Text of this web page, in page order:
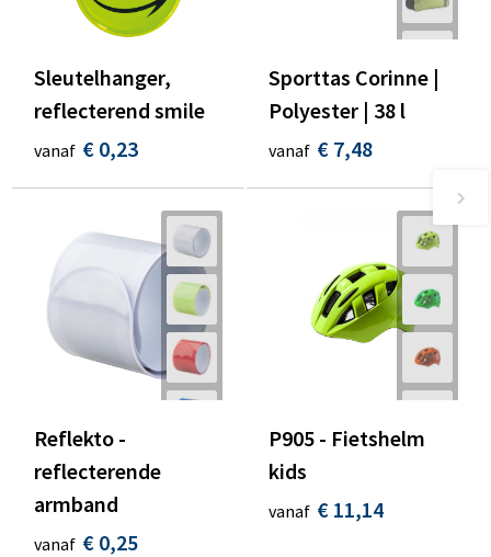
Sleutelhanger,
reflecterend smile
vanaf € 0,23
Sporttas Corinne |
Polyester | 38 l
vanaf € 7,48
Reflekto -
reflecterende
armband
vanaf € 0,25
P905 - Fietshelm
kids
vanaf € 11,14